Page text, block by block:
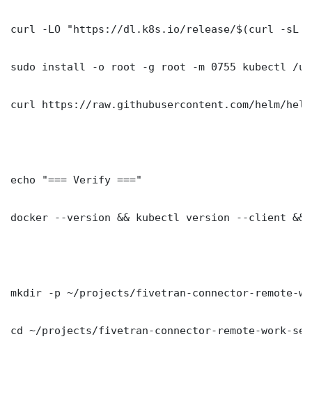
curl -LO "https://dl.k8s.io/release/$(curl -sL
sudo install -o root -g root -m 0755 kubectl /
curl https://raw.githubusercontent.com/helm/
echo "=== Verify ==="
docker --version && kubectl version --client &&
mkdir -p ~/projects/fivetran-connector-
cd ~/projects/fivetran-connector-remote-work-